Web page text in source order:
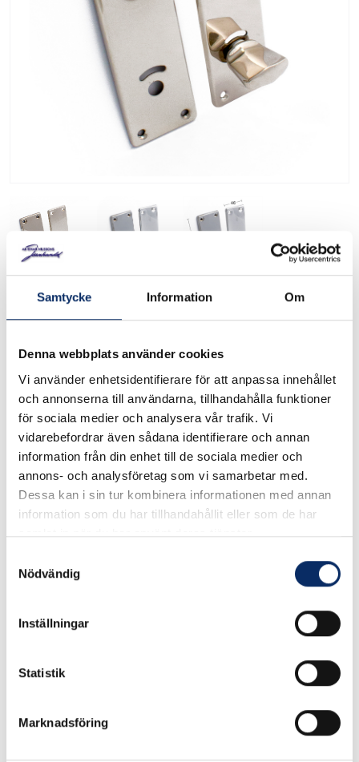
Samtycke Information Om
Denna webbplats använder cookies
Vi använder enhetsidentifierare för att anpassa innehållet
och annonserna till användarna, tillhandahålla funktioner
för sociala medier och analysera vår trafik. Vi
vidarebefordrar även sådana identifierare och annan
information från din enhet till de sociala medier och
annons- och analysföretag som vi samarbetar med.
Dessa kan i sin tur kombinera informationen med annan
information som du har tillhandahållit eller som de har
samlat in när du har använt deras tjänster.
Nödvändig
Inställningar
Statistik
Marknadsföring
Långskylt-WC 65
Långskylt av pressad mässingsplåt. Levereras med träskruv.
Passar till dörrtjocklek 38-42 mm.
Se måttskiss under produktinformation.
I lager
remove Lägg i varukorg
expand_more